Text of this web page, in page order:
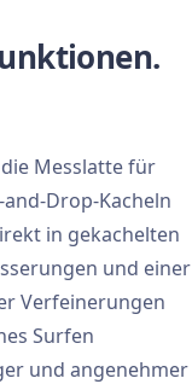
Messlatte für
Drop-Kacheln
in gekachelten
und einer
Verfeinerungen
Surfen
und angenehmer